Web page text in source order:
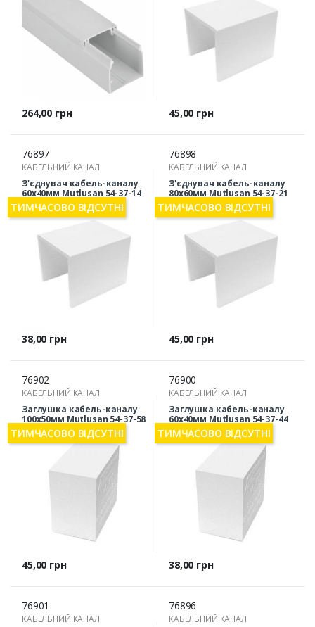
Ціна
264,00 грн Ціна
45,00 грн
76897
КАБЕЛЬНИЙ КАНАЛ
З'єднувач кабель-каналу
60х40мм Mutlusan 54-37-14
Ціна
38,00 грн
ТИМЧАСОВО ВІДСУТНІ
76898
КАБЕЛЬНИЙ КАНАЛ
З'єднувач кабель-каналу
80х60мм Mutlusan 54-37-21
Ціна
45,00 грн
ТИМЧАСОВО ВІДСУТНІ
76902
КАБЕЛЬНИЙ КАНАЛ
Заглушка кабель-каналу
100х50мм Mutlusan 54-37-58
Ціна
45,00 грн
ТИМЧАСОВО ВІДСУТНІ
76900
КАБЕЛЬНИЙ КАНАЛ
Заглушка кабель-каналу
60х40мм Mutlusan 54-37-44
Ціна
38,00 грн
ТИМЧАСОВО ВІДСУТНІ
76901
КАБЕЛЬНИЙ КАНАЛ
76896
КАБЕЛЬНИЙ КАНАЛ